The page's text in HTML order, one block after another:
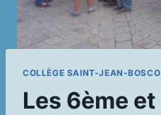
COLLÈGE SAINT-JEAN-BOSCO
Les 6ème et